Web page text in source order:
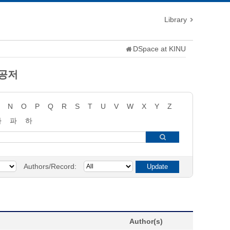
Library
DSpace at KINU
저
N O P Q R S T U V W X Y
Z
파
하
Authors/Record:
Author(s)